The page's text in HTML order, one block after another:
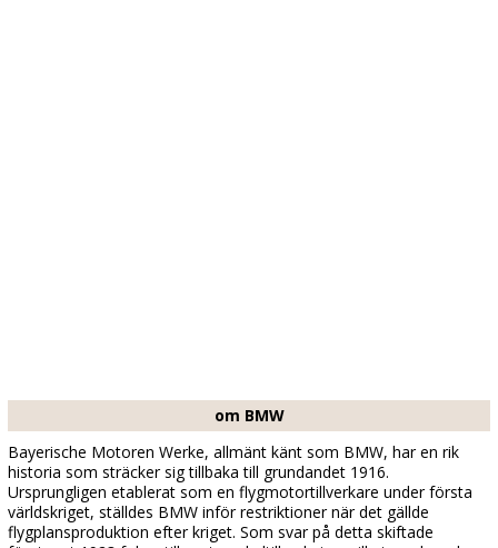
om BMW
Bayerische Motoren Werke, allmänt känt som BMW, har en rik
historia som sträcker sig tillbaka till grundandet 1916.
Ursprungligen etablerat som en flygmotortillverkare under första
världskriget, ställdes BMW inför restriktioner när det gällde
flygplansproduktion efter kriget. Som svar på detta skiftade